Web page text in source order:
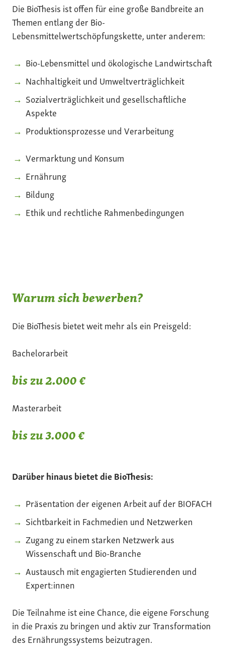
Die BioThesis ist offen für eine große Bandbreite an
Themen entlang der Bio-
Lebensmittelwertschöpfungskette, unter anderem:
Bio-Lebensmittel und ökologische Landwirtschaft
Nachhaltigkeit und Umweltverträglichkeit
Sozialverträglichkeit und gesellschaftliche
Aspekte
Produktionsprozesse und Verarbeitung
Vermarktung und Konsum
Ernährung
Bildung
Ethik und rechtliche Rahmenbedingungen
Warum sich bewerben?
Die BioThesis bietet weit mehr als ein Preisgeld:
Bachelorarbeit
bis zu 2.000 €
Masterarbeit
bis zu 3.000 €
Darüber hinaus bietet die BioThesis:
Präsentation der eigenen Arbeit auf der BIOFACH
Sichtbarkeit in Fachmedien und Netzwerken
Zugang zu einem starken Netzwerk aus
Wissenschaft und Bio-Branche
Austausch mit engagierten Studierenden und
Expert:innen
Die Teilnahme ist eine Chance, die eigene Forschung
in die Praxis zu bringen und aktiv zur Transformation
des Ernährungssystems beizutragen.